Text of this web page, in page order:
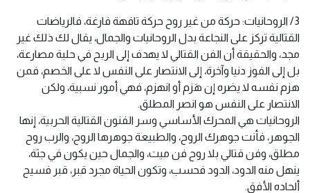
3/ الروحانيات: حركة من غير روح حركة تافهة فارغة، فالرياضات
القتالية تركز على النجاعة بدل الروحانيات والجمال، يقال لك ذلك غير
مجد، والحقيقة أن الفن القتالي لا يهدف إلى الربح في حلبة مصارعة،
بل إلى الفوز دنيا وآخرة، إلى الانتصار على النفس لا على الخصم، فمن
هزم نفسه لا يضره إن هَزم أو انهزم، فهي أمور نسبية، ولكن
الانتصار على النفس هو انصر المطلق.
الروحانيات هي المحرك الأساسي وسر الفنون القتالية الحربية، إنها
الجوهر، فأنت جوهرك الروح، والطبيعة جوهرها الروح، والرب روح
مطلق، وفن قتالي بلا روح فن ميت، والجمال حين يكون في جثة،
ينهل منه الدود، الدود فحسب، وتكون الحياة مجرد قبر، قبر فسيح
ألحاده الأفق.